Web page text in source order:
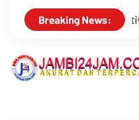
Breaking News:
Mahasiswa OJK Provinsi